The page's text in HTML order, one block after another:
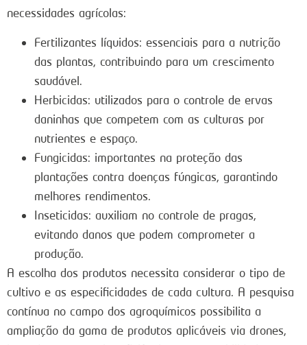
necessidades agrícolas:
Fertilizantes líquidos: essenciais para a nutrição
das plantas, contribuindo para um crescimento
saudável.
Herbicidas: utilizados para o controle de ervas
daninhas que competem com as culturas por
nutrientes e espaço.
Fungicidas: importantes na proteção das
plantações contra doenças fúngicas, garantindo
melhores rendimentos.
Inseticidas: auxiliam no controle de pragas,
evitando danos que podem comprometer a
produção.
A escolha dos produtos necessita considerar o tipo de
cultivo e as especificidades de cada cultura. A pesquisa
contínua no campo dos agroquímicos possibilita a
ampliação da gama de produtos aplicáveis via drones,